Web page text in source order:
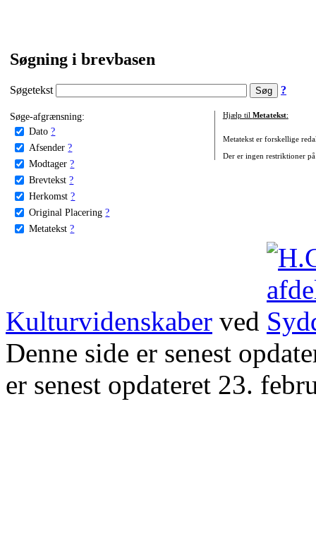
Søgning i brevbasen
Søgetekst ?
Søge-afgrænsning:
Dato ?
Afsender ?
Modtager ?
Brevtekst ?
Herkomst ?
Original Placering ?
Metatekst ?
Hjælp til Metatekst:
Metatekst er forskellige
Der er ingen restriktioner
Kulturvidenskaber ved
Denne side er senest
er senest opdateret 23.